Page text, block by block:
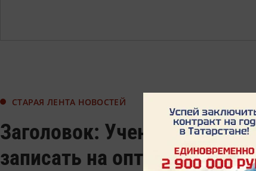
СТАРАЯ ЛЕНТА НОВОСТЕЙ
Заголовок: Ученые
записать на оптический